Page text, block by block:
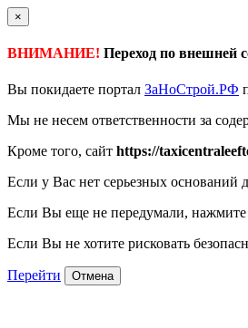
×
ВНИМАНИЕ! Переход по внешней
Вы покидаете портал ЗаНоСтрой.РФ
Мы не несем ответственности за
Кроме того, сайт https://
Если у Вас нет серьезных оснований
Если Вы еще не передумали,
Если Вы не хотите рисковать
Перейти Отмена